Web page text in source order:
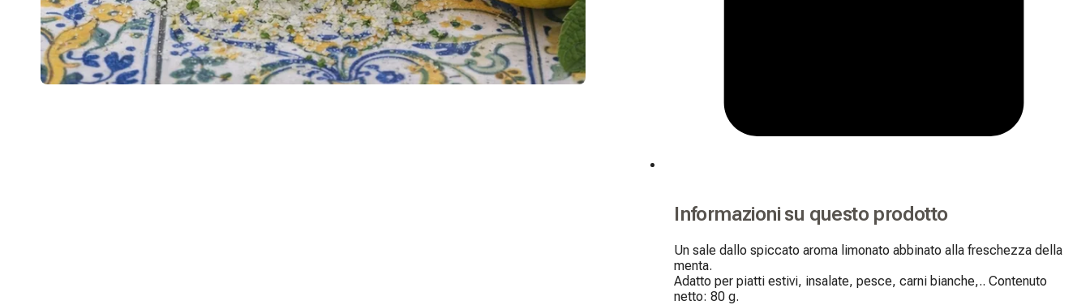
Informazioni su questo prodotto
Un sale dallo spiccato aroma limonato abbinato alla freschezza della
menta.
Adatto per piatti estivi, insalate, pesce, carni bianche,.. Contenuto
netto: 80 g.